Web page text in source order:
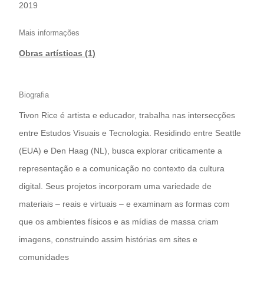
2019
Mais informações
Obras artísticas (1)
Biografia
Tivon Rice é artista e educador, trabalha nas intersecções
entre Estudos Visuais e Tecnologia. Residindo entre Seattle
(EUA) e Den Haag (NL), busca explorar criticamente a
representação e a comunicação no contexto da cultura
digital. Seus projetos incorporam uma variedade de
materiais – reais e virtuais – e examinam as formas com
que os ambientes físicos e as mídias de massa criam
imagens, construindo assim histórias em sites e
comunidades